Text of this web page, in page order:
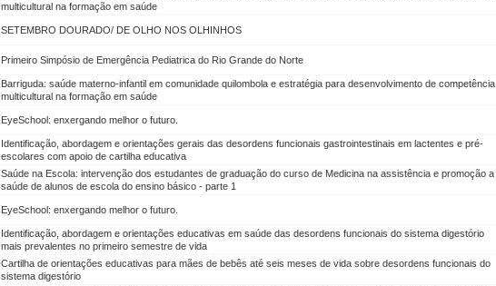
multicultural na formação em saúde
SETEMBRO DOURADO/ DE OLHO NOS OLHINHOS
Primeiro Simpósio de Emergência Pediatrica do Rio Grande do Norte
Barriguda: saúde materno-infantil em comunidade quilombola e estratégia para desenvolvimento de competência
multicultural na formação em saúde
EyeSchool: enxergando melhor o futuro.
Identificação, abordagem e orientações gerais das desordens funcionais gastrointestinais em lactentes e pré-
escolares com apoio de cartilha educativa
Saúde na Escola: intervenção dos estudantes de graduação do curso de Medicina na assistência e promoção a
saúde de alunos de escola do ensino básico - parte 1
EyeSchool: enxergando melhor o futuro.
Identificação, abordagem e orientações educativas em saúde das desordens funcionais do sistema digestório
mais prevalentes no primeiro semestre de vida
Cartilha de orientações educativas para mães de bebês até seis meses de vida sobre desordens funcionais do
sistema digestório